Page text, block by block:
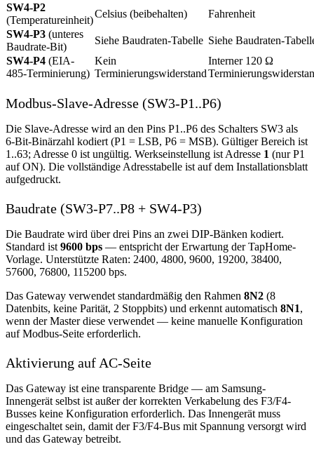
SW4-P2
(Temperatureinheit)
Celsius (beibehalten)
Fahrenheit
SW4-P3 (unteres
Baudrate-Bit)
Siehe Baudraten-Tabelle Siehe Baudraten-
SW4-P4 (EIA-
485-Terminierung)
Kein
Terminierungswiderstand
Interner 120 Ω
Modbus-Slave-Adresse (SW3-P1..P6)
Die Slave-Adresse wird an den Pins P1..P6 des Schalters SW3 als
6-Bit-Binärzahl kodiert (P1 = LSB, P6 = MSB). Gültiger Bereich ist
1..63; Adresse 0 ist ungültig. Werkseinstellung ist Adresse 1 (nur P1
auf ON). Die vollständige Adresstabelle ist auf dem Installationsblatt
aufgedruckt.
Baudrate (SW3-P7..P8 + SW4-P3)
Die Baudrate wird über drei Pins an zwei DIP-Bänken kodiert.
Standard ist 9600 bps — entspricht der Erwartung der TapHome-
Vorlage. Unterstützte Raten: 2400, 4800, 9600, 19200, 38400,
57600, 76800, 115200 bps.
Das Gateway verwendet standardmäßig den Rahmen 8N2 (8
Datenbits, keine Parität, 2 Stoppbits) und erkennt automatisch 8N1,
wenn der Master diese verwendet — keine manuelle Konfiguration
auf Modbus-Seite erforderlich.
Aktivierung auf AC-Seite
Das Gateway ist eine transparente Bridge — am Samsung-
Innengerät selbst ist außer der korrekten Verkabelung des F3/F4-
Busses keine Konfiguration erforderlich. Das Innengerät muss
eingeschaltet sein, damit der F3/F4-Bus mit Spannung versorgt wird
und das Gateway betreibt.